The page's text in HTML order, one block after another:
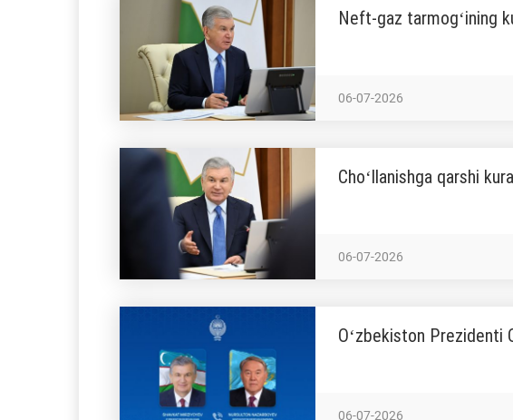
Neft-gaz tarmogʻining
06-07-2026
Choʻllanishga qarshi
06-07-2026
Oʻzbekiston Prezidenti
06-07-2026